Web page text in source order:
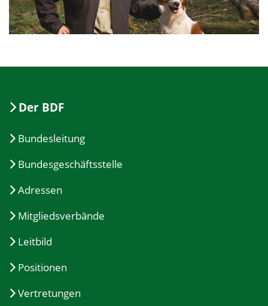
Der BDF
Bundesleitung
Bundesgeschäftsstelle
Adressen
Mitgliedsverbände
Leitbild
Positionen
Vertretungen